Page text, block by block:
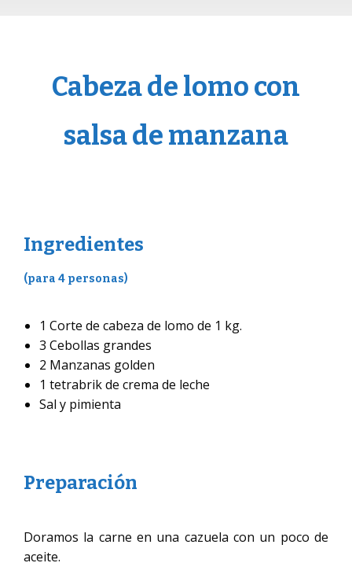
Cabeza de lomo con
salsa de manzana
Ingredientes
(para 4 personas)
1 Corte de cabeza de lomo de 1 kg.
3 Cebollas grandes
2 Manzanas golden
1 tetrabrik de crema de leche
Sal y pimienta
Preparación
Doramos la carne en una cazuela con un poco de
aceite.